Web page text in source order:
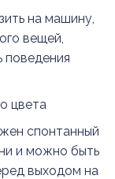
на машину,
вещей,
поведения
цвета
спонтанный
и можно быть
выходом на